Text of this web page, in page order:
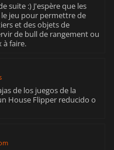
suite :) J'espère que les
jeu pour permettre de
et des objets de
de bull de rangement ou
à faire.
de los juegos de la
House Flipper reducido o